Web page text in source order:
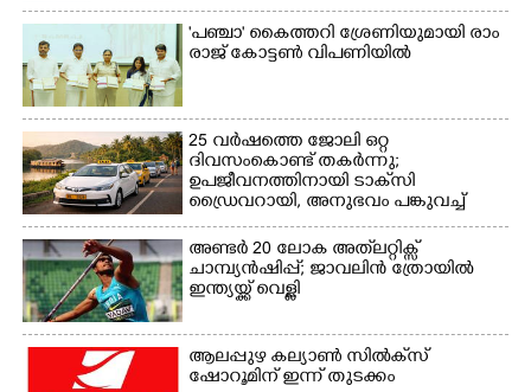
'​പ​ഞ്ചാ​'​ ​കൈ​ത്ത​റി​ ​ശ്രേ​ണി​യു​മാ​യി​ ​രാം​
രാ​ജ് ​കോ​ട്ടൺ വിപണിയിൽ
25 വർഷത്തെ ജോലി ഒറ്റ
ദിവസംകൊണ്ട് തകർന്നു;
ഉപജീവനത്തിനായി ടാക്‌സി
ഡ്രൈവറായി,​ അനുഭവം പങ്കുവച്ച്
യുവതി
അണ്ടർ 20 ലോക അത്‌ലറ്റിക്സ്
ചാമ്പ്യൻഷിപ്പ്; ജാവലിൻ ത്രോയിൽ
ഇന്ത്യയ്ക്ക് വെള്ളി
ആലപ്പുഴ കല്യാൺ സിൽക്‌സ്
ഷോറൂമിന് ഇന്ന് തുടക്കം